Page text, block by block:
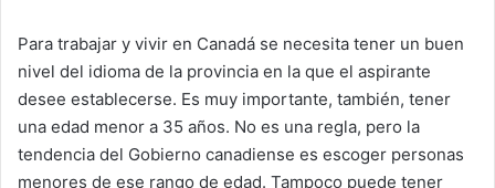
Para trabajar y vivir en Canadá se necesita tener un buen
nivel del idioma de la provincia en la que el aspirante
desee establecerse. Es muy importante, también, tener
una edad menor a 35 años. No es una regla, pero la
tendencia del Gobierno canadiense es escoger personas
menores de ese rango de edad. Tampoco puede tener